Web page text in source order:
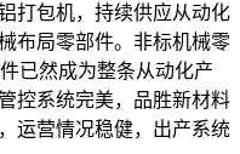
打包机，持续供应从动化
布局零部件。非标机械零
已然成为整条从动化产
控系统完美，品胜新材料
运营情况稳健，出产系统